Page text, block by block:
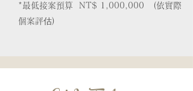
*最低接案預算 NT$ 1,000,000 (依實際
個案評估)